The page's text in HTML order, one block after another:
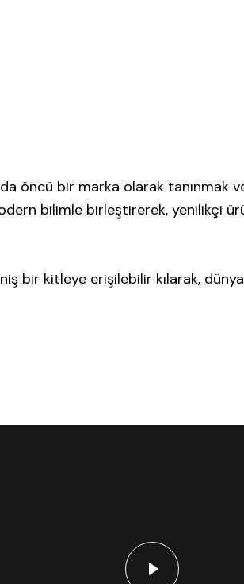
öncü bir marka olarak tanınmak
bilimle birleştirerek, yenilikçi
bir kitleye erişilebilir kılarak,